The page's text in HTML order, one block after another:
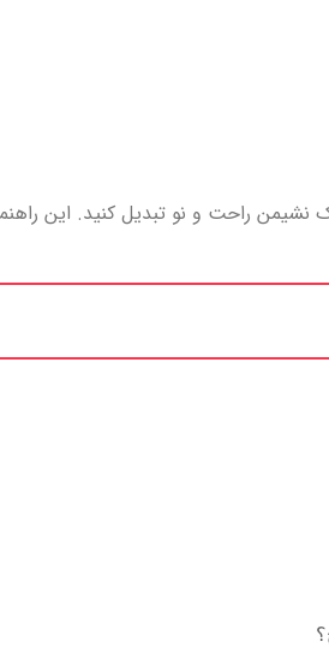
یک نشیمن راحت و نو تبدیل کنید. این